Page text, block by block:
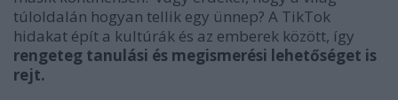
túloldalán hogyan tellik egy ünnep? A TikTok
hidakat épít a kultúrák és az emberek között, így
rengeteg tanulási és megismerési lehetőséget is
rejt.